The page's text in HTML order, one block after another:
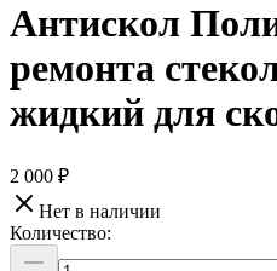
Антискол
ремонта
жидкий для
2 000 ₽
Нет в наличии
Количество: